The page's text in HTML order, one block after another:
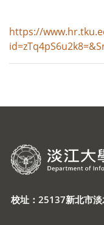
https://
校址：25137新北市